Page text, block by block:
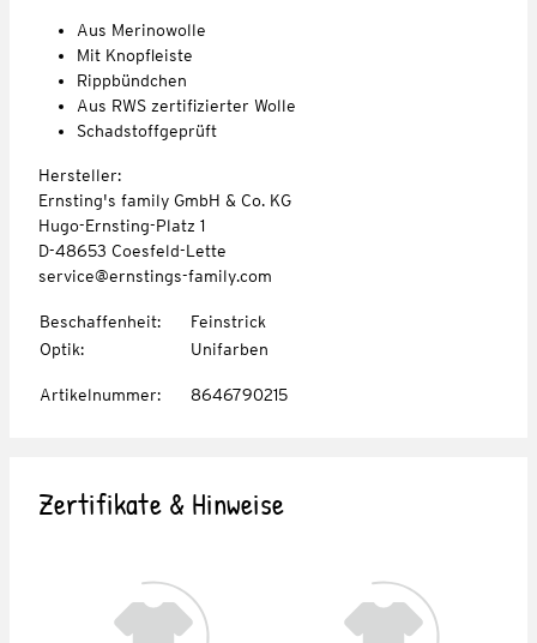
Aus Merinowolle
Mit Knopfleiste
Rippbündchen
Aus RWS zertifizierter Wolle
Schadstoffgeprüft
Hersteller:
Ernsting's family GmbH & Co. KG
Hugo-Ernsting-Platz 1
D-48653 Coesfeld-Lette
service@ernstings-family.com
Beschaffenheit:
Feinstrick
Optik: Unifarben
Artikelnummer: 8646790215
Zertifikate & Hinweise